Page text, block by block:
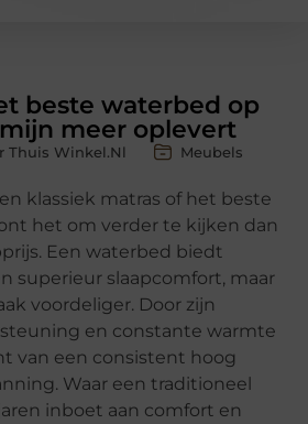
beste waterbed op
meer oplevert
Thuis Winkel.nl Meubels
klassiek matras of het beste
het om verder te kijken dan
Een waterbed biedt
superieur slaapcomfort, maar
voordeliger. Door zijn
en constante warmte
van een consistent hoog
Waar een traditioneel
inboet aan comfort en